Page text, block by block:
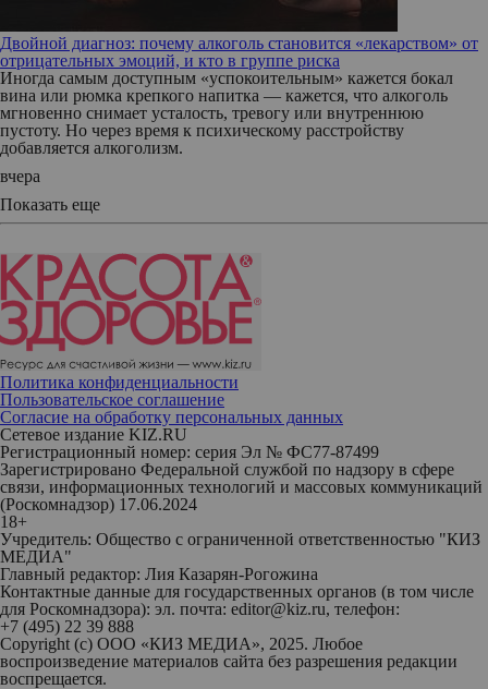
Двойной диагноз: почему алкоголь становится «лекарством» от
отрицательных эмоций, и кто в группе риска
Иногда самым доступным «успокоительным» кажется бокал
вина или рюмка крепкого напитка — кажется, что алкоголь
мгновенно снимает усталость, тревогу или внутреннюю
пустоту. Но через время к психическому расстройству
добавляется алкоголизм.
вчера
Показать еще
Политика конфиденциальности
Пользовательское соглашение
Согласие на обработку персональных данных
Сетевое издание KIZ.RU
Регистрационный номер: серия Эл № ФС77-87499
Зарегистрировано Федеральной службой по надзору в сфере
связи, информационных технологий и массовых коммуникаций
(Роскомнадзор) 17.06.2024
18+
Учредитель: Общество с ограниченной ответственностью "КИЗ
МЕДИА"
Главный редактор: Лия Казарян-Рогожина
Контактные данные для государственных органов (в том числе
для Роскомнадзора): эл. почта: editor@kiz.ru, телефон:
+7 (495) 22 39 888
Copyright (с) ООО «КИЗ МЕДИА», 2025. Любое
воспроизведение материалов сайта без разрешения редакции
воспрещается.